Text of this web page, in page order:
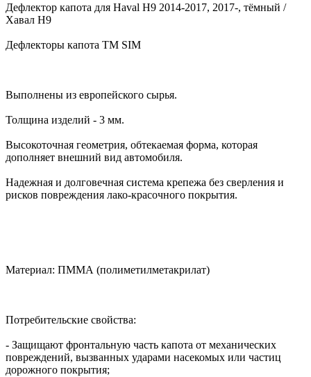
Дефлектор капота для Haval H9 2014-2017, 2017-, тёмный /
Хавал Н9
Дефлекторы капота TM SIM
Выполнены из европейского сырья.
Толщина изделий - 3 мм.
Высокоточная геометрия, обтекаемая форма, которая
дополняет внешний вид автомобиля.
Надежная и долговечная система крепежа без сверления и
рисков повреждения лако-красочного покрытия.
Материал: ПММА (полиметилметакрилат)
Потребительские свойства:
- Защищают фронтальную часть капота от механических
повреждений, вызванных ударами насекомых или частиц
дорожного покрытия;